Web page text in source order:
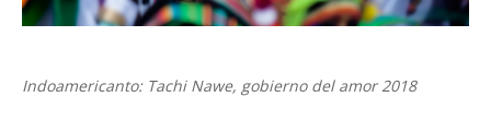
Indoamericanto: Tachi Nawe, gobierno del amor 2018